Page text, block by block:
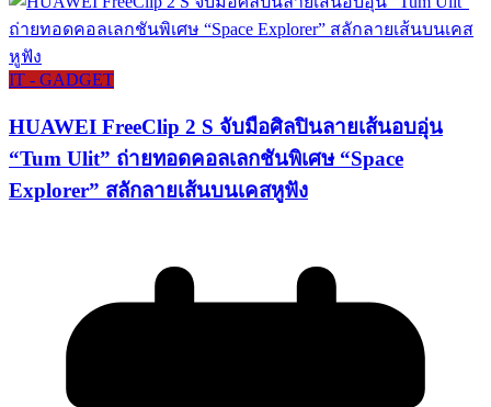
IT - GADGET
HUAWEI FreeClip 2 S จับมือศิลปินลายเส้นอบอุ่น
“Tum Ulit” ถ่ายทอดคอลเลกชันพิเศษ “Space
Explorer” สลักลายเส้นบนเคสหูฟัง